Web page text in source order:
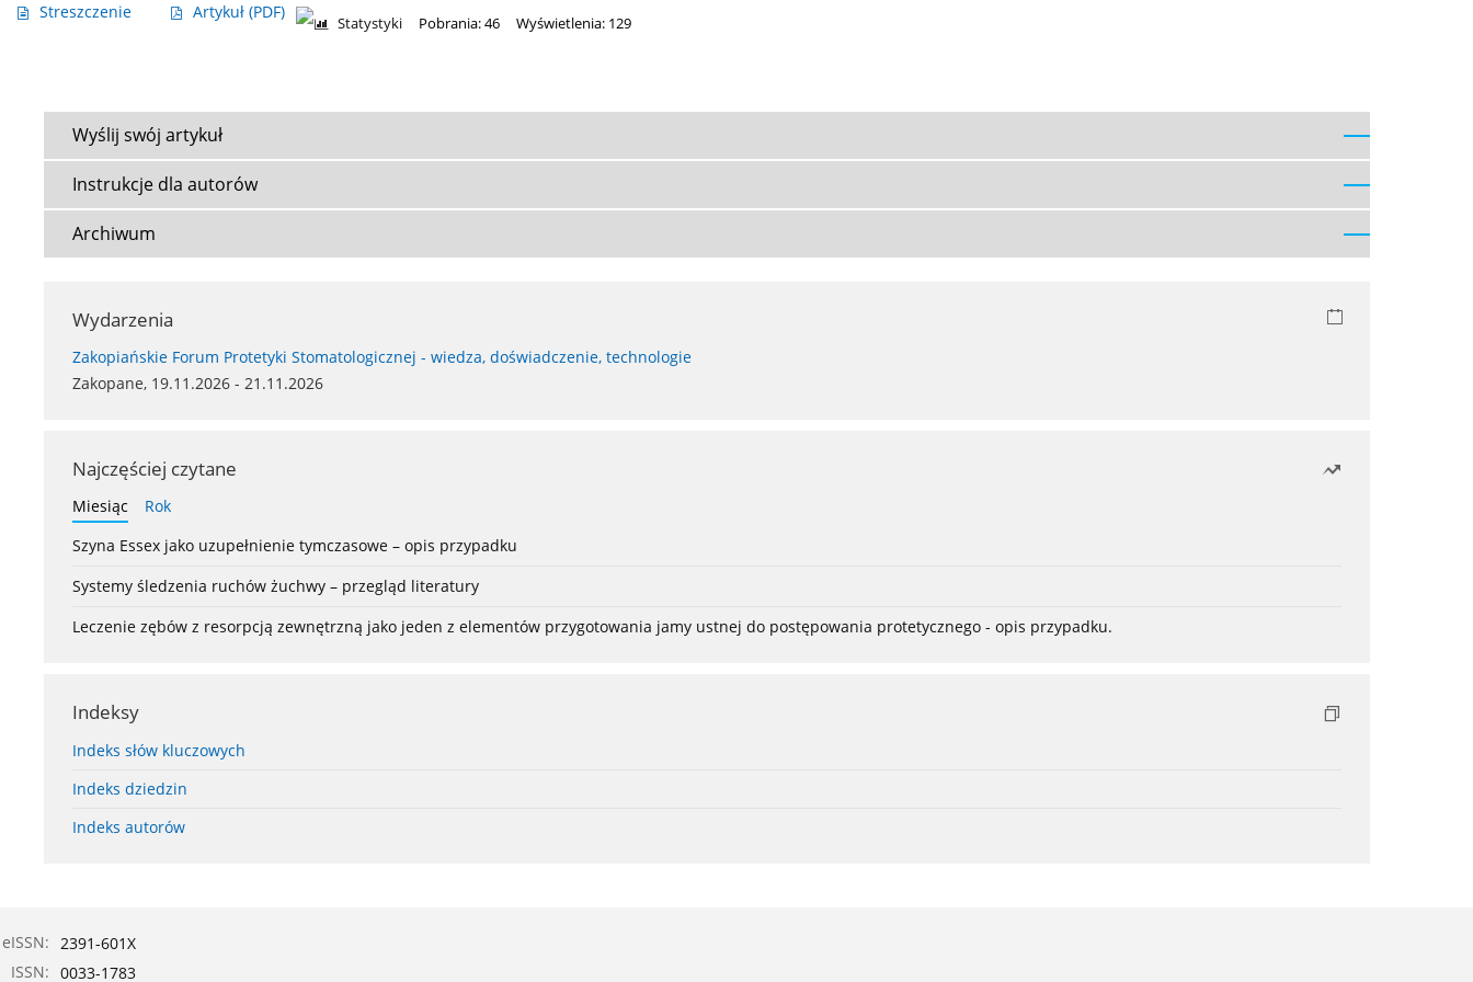
Streszczenie Artykuł (PDF)
Statystyki Pobrania: 46 Wyświetlenia: 129
Wyślij swój artykuł
Instrukcje dla autorów
Archiwum
Wydarzenia
Zakopiańskie Forum Protetyki Stomatologicznej - wiedza, doświadczenie, technologie
Zakopane, 19.11.2026 - 21.11.2026
Najczęściej czytane
Miesiąc
Rok
Szyna Essex jako uzupełnienie tymczasowe – opis przypadku
Systemy śledzenia ruchów żuchwy – przegląd literatury
Leczenie zębów z resorpcją zewnętrzną jako jeden z elementów przygotowania jamy ustnej do postępowania protetycznego - opis przypadku.
Indeksy
Indeks słów kluczowych
Indeks dziedzin
Indeks autorów
eISSN: 2391-601X
ISSN: 0033-1783